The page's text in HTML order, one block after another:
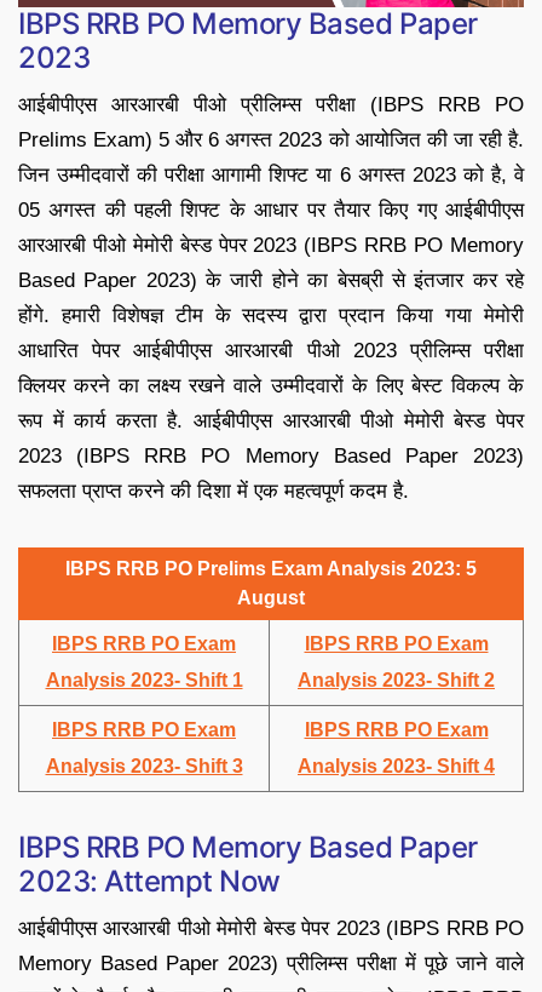
IBPS RRB PO Memory Based Paper
2023
आईबीपीएस आरआरबी पीओ प्रीलिम्स परीक्षा (IBPS RRB PO
Prelims Exam) 5 और 6 अगस्त 2023 को आयोजित की जा रही है.
जिन उम्मीदवारों की परीक्षा आगामी शिफ्ट या 6 अगस्त 2023 को है, वे
05 अगस्त की पहली शिफ्ट के आधार पर तैयार किए गए आईबीपीएस
आरआरबी पीओ मेमोरी बेस्ड पेपर 2023 (IBPS RRB PO Memory
Based Paper 2023) के जारी होने का बेसब्री से इंतजार कर रहे
होंगे. हमारी विशेषज्ञ टीम के सदस्य द्वारा प्रदान किया गया मेमोरी
आधारित पेपर आईबीपीएस आरआरबी पीओ 2023 प्रीलिम्स परीक्षा
क्लियर करने का लक्ष्य रखने वाले उम्मीदवारों के लिए बेस्ट विकल्प के
रूप में कार्य करता है. आईबीपीएस आरआरबी पीओ मेमोरी बेस्ड पेपर
2023 (IBPS RRB PO Memory Based Paper 2023)
सफलता प्राप्त करने की दिशा में एक महत्वपूर्ण कदम है.
IBPS RRB PO Prelims Exam Analysis 2023: 5
August
IBPS RRB PO Exam
Analysis 2023- Shift 1
IBPS RRB PO Exam
Analysis 2023- Shift 2
IBPS RRB PO Exam
Analysis 2023- Shift 3
IBPS RRB PO Exam
Analysis 2023- Shift 4
IBPS RRB PO Memory Based Paper
2023: Attempt Now
आईबीपीएस आरआरबी पीओ मेमोरी बेस्ड पेपर 2023 (IBPS RRB PO
Memory Based Paper 2023) प्रीलिम्स परीक्षा में पूछे जाने वाले